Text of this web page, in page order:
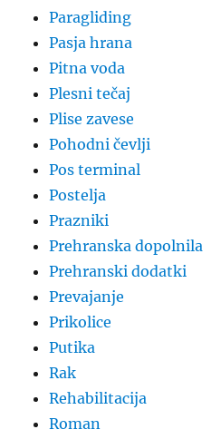
Paragliding
Pasja hrana
Pitna voda
Plesni tečaj
Plise zavese
Pohodni čevlji
Pos terminal
Postelja
Prazniki
Prehranska dopolnila
Prehranski dodatki
Prevajanje
Prikolice
Putika
Rak
Rehabilitacija
Roman